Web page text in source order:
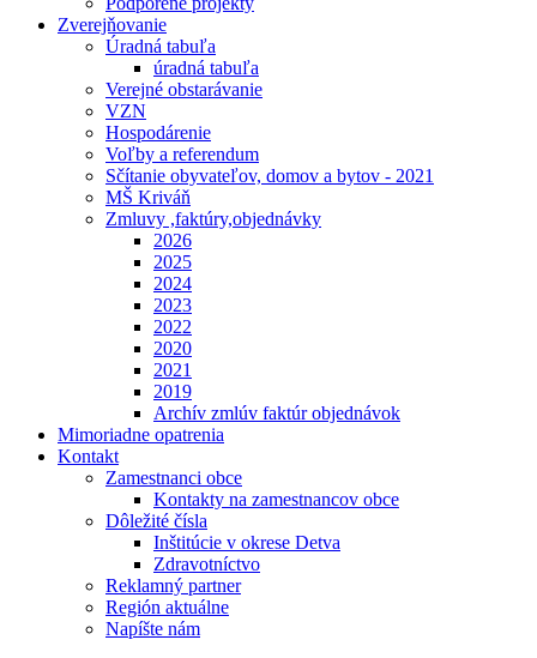
Zverejňovanie
Úradná tabuľa
úradná tabuľa
Verejné obstarávanie
VZN
Hospodárenie
Voľby a referendum
Sčítanie obyvateľov, domov a bytov - 2021
MŠ Kriváň
Zmluvy ,faktúry,objednávky
2026
2025
2024
2023
2022
2020
2021
2019
Archív zmlúv faktúr objednávok
Mimoriadne opatrenia
Kontakt
Zamestnanci obce
Kontakty na zamestnancov obce
Dôležité čísla
Inštitúcie v okrese Detva
Zdravotníctvo
Reklamný partner
Región aktuálne
Napíšte nám